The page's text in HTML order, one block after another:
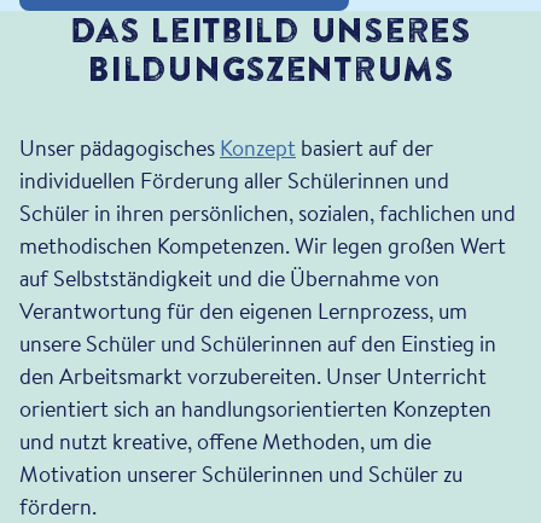
Das Leitbild unseres
Bildungszentrums
Unser pädagogischesKonzeptbasiert auf der
individuellen Förderung aller Schülerinnen und
Schüler in ihren persönlichen, sozialen, fachlichen und
methodischen Kompetenzen. Wir legen großen Wert
auf Selbstständigkeit und die Übernahme von
Verantwortung für den eigenen Lernprozess, um
unsere Schüler und Schülerinnen auf den Einstieg in
den Arbeitsmarkt vorzubereiten. Unser Unterricht
orientiert sich an handlungsorientierten Konzepten
und nutzt kreative, offene Methoden, um die
Motivation unserer Schülerinnen und Schüler zu
fördern.